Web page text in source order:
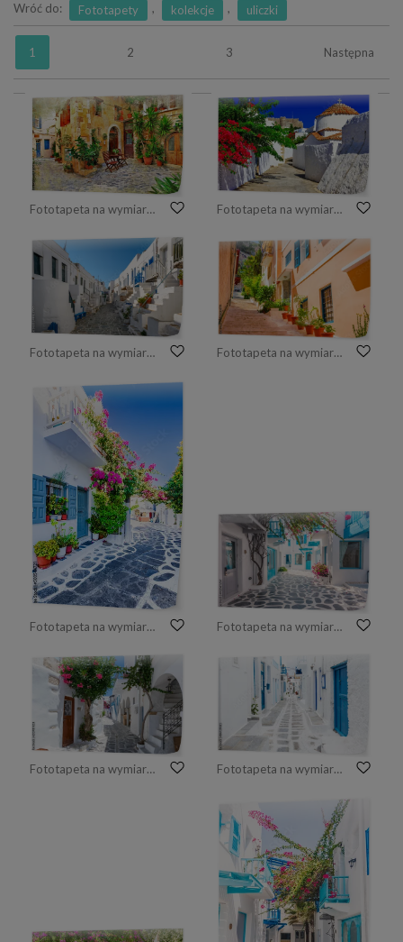
Wróć do: Fototapety , kolekcje , uliczki
1 2 3 Następna
Fototapeta na wymiar Chania,Crete- old charming streets Fototapeta na wymiar Greece Patmos island narrow street with white houses and church domes leading to Saint John Monastery mediterranean aesthetics Chora village traditional architecture without people wall art
Fototapeta na wymiar Castro (Kastro), the oldest part of the Chora town on Folegandros island. Cyclades, Greece Fototapeta na wymiar Traditional cozy greek street in city Nafplio, Greece
Fototapeta na wymiar Mykonos, Greece - Famous landmark Greek Islands, whitewashed city. Fototapeta na wymiar Beautiful architecture with santorini and greece style
Fototapeta na wymiar Tradycyjna biała aleja z kolorowymi kwiatami oleandra i kolorowymi drzwiami na Cykladach w Parikii, Paros, w lecie, Grecja Fototapeta na wymiar Widok ulicy Mykonos, Grecja